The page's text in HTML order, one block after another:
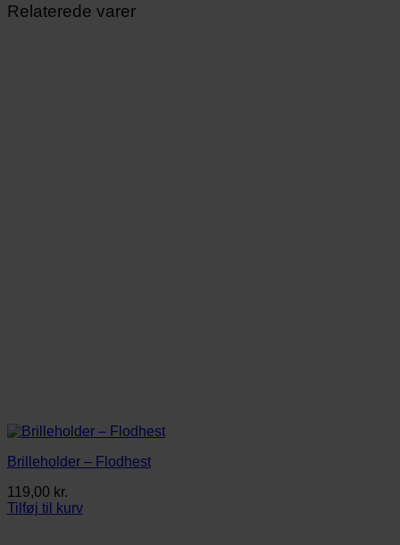
Relaterede varer
Brilleholder – Flodhest
119,00 kr.
Tilføj til kurv